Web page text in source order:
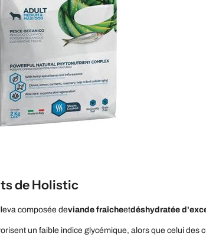
de Holistic
composée deviande fraîcheetdéshydratée
un faible indice glycémique, alors que celui